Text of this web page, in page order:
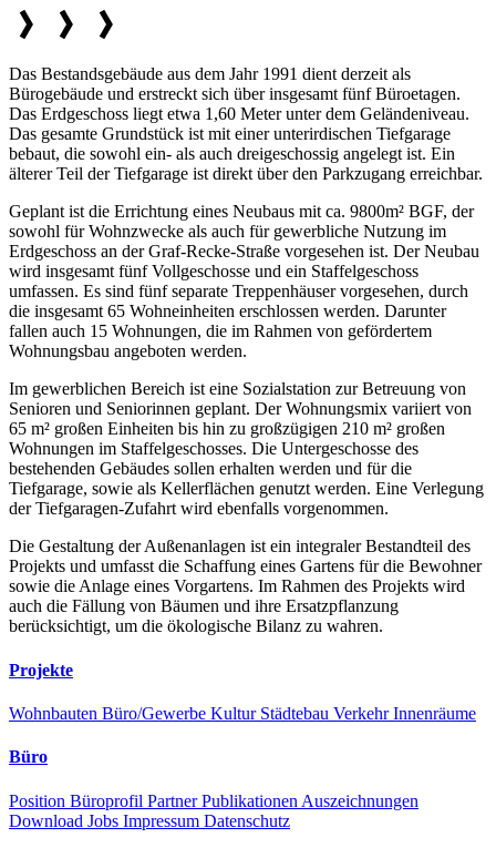
Das Bestandsgebäude aus dem Jahr 1991 dient derzeit als
Bürogebäude und erstreckt sich über insgesamt fünf Büroetagen.
Das Erdgeschoss liegt etwa 1,60 Meter unter dem Geländeniveau.
Das gesamte Grundstück ist mit einer unterirdischen Tiefgarage
bebaut, die sowohl ein- als auch dreigeschossig angelegt ist. Ein
älterer Teil der Tiefgarage ist direkt über den Parkzugang erreichbar.
Geplant ist die Errichtung eines Neubaus mit ca. 9800m² BGF, der
sowohl für Wohnzwecke als auch für gewerbliche Nutzung im
Erdgeschoss an der Graf-Recke-Straße vorgesehen ist. Der Neubau
wird insgesamt fünf Vollgeschosse und ein Staffelgeschoss
umfassen. Es sind fünf separate Treppenhäuser vorgesehen, durch
die insgesamt 65 Wohneinheiten erschlossen werden. Darunter
fallen auch 15 Wohnungen, die im Rahmen von gefördertem
Wohnungsbau angeboten werden.
Im gewerblichen Bereich ist eine Sozialstation zur Betreuung von
Senioren und Seniorinnen geplant. Der Wohnungsmix variiert von
65 m² großen Einheiten bis hin zu großzügigen 210 m² großen
Wohnungen im Staffelgeschosses. Die Untergeschosse des
bestehenden Gebäudes sollen erhalten werden und für die
Tiefgarage, sowie als Kellerflächen genutzt werden. Eine Verlegung
der Tiefgaragen-Zufahrt wird ebenfalls vorgenommen.
Die Gestaltung der Außenanlagen ist ein integraler Bestandteil des
Projekts und umfasst die Schaffung eines Gartens für die Bewohner
sowie die Anlage eines Vorgartens. Im Rahmen des Projekts wird
auch die Fällung von Bäumen und ihre Ersatzpflanzung
berücksichtigt, um die ökologische Bilanz zu wahren.
Projekte
Wohnbauten Büro/Gewerbe Kultur Städtebau VerkehrInnenräume
Büro
Position Büroprofil PartnerPublikationen Auszeichnungen
Download Jobs Impressum Datenschutz